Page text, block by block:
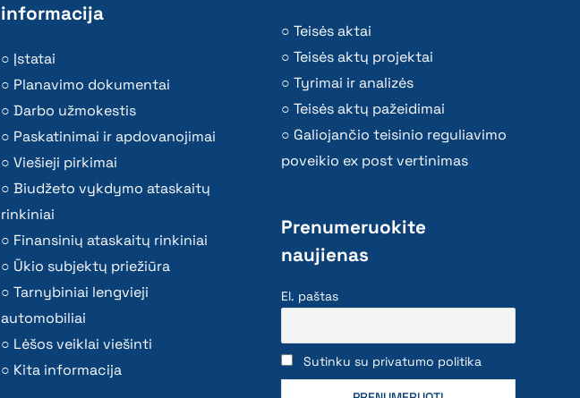
informacija
Įstatai
Planavimo dokumentai
Darbo užmokestis
Paskatinimai ir apdovanojimai
Viešieji pirkimai
Biudžeto vykdymo ataskaitų
rinkiniai
Finansinių ataskaitų rinkiniai
Ūkio subjektų priežiūra
Tarnybiniai lengvieji
automobiliai
Lėšos veiklai viešinti
Kita informacija
Teisės aktai
Teisės aktų projektai
Tyrimai ir analizės
Teisės aktų pažeidimai
Galiojančio teisinio reguliavimo
poveikio ex post vertinimas
Prenumeruokite
naujienas
El. paštas
Sutinku su privatumo politika